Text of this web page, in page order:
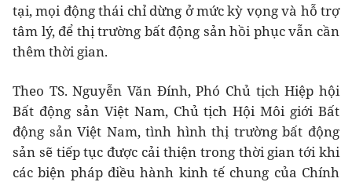
tại, mọi động thái chỉ dừng ở mức kỳ vọng và hỗ trợ
tâm lý, để thị trường bất động sản hồi phục vẫn cần
thêm thời gian.
Theo TS. Nguyễn Văn Đính, Phó Chủ tịch Hiệp hội
Bất động sản Việt Nam, Chủ tịch Hội Môi giới Bất
động sản Việt Nam, tình hình thị trường bất động
sản sẽ tiếp tục được cải thiện trong thời gian tới khi
các biện pháp điều hành kinh tế chung của Chính